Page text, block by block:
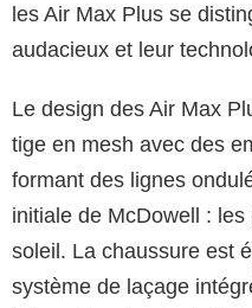
les Air Max Plus se
audacieux et leur
Le design des Air Max
tige en mesh avec des
formant des lignes
initiale de McDowell :
soleil. La chaussure est
système de laçage